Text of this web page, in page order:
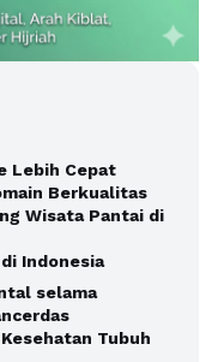
Lebih Cepat
Berkualitas
Wisata Pantai di
Indonesia
selama
Tubuh